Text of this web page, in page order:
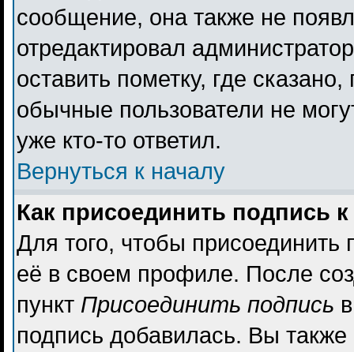
сообщение, она также не
отредактировал
оставить пометку, где
обычные пользователи не
уже кто-то ответил.
Вернуться к началу
Как присоединить подпись
Для того, чтобы
её в своем профиле. После
пункт Присоединить подпись
подпись добавилась. Вы